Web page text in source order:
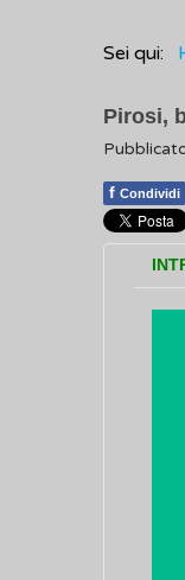
Sei qui:
Pirosi,
f Condividi